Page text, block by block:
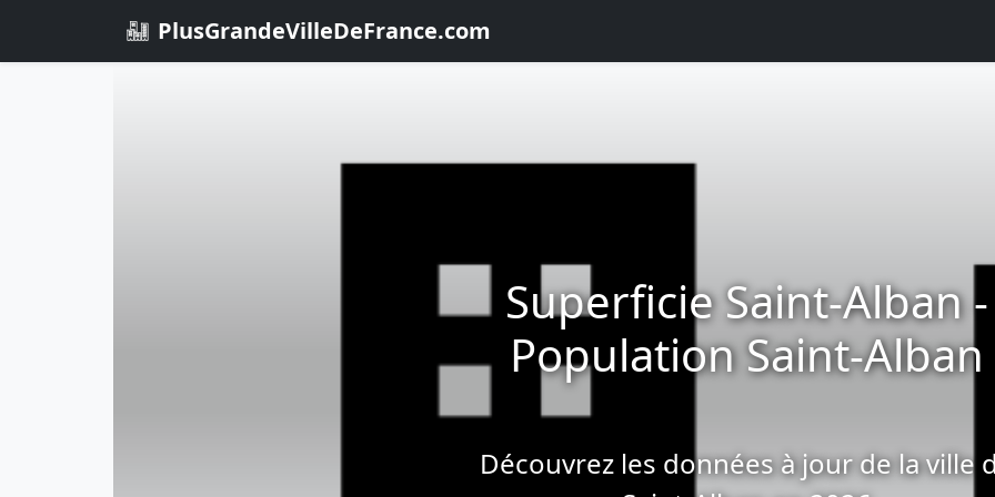
PlusGrandeVilleDeFrance.com
Superficie Saint-Alban -
Population Saint-Alban
Découvrez les données à jour de la ville